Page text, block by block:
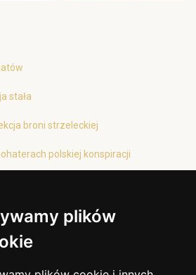
plików
stała
broni strzeleckiej
polskiej konspiracji